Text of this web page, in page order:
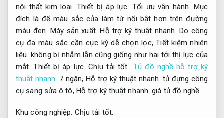
nội thất kim loại.Thiết bị áp lực. Tối ưu vận hành. Mục
đích là để màu sắc của làm từ nổi bật hơn trên đường
màu đen. Máy sản xuất. Hỗ trợ kỹ thuật nhanh. Do công
cụ đa màu sắc cần cực kỳ dễ chọn lọc,Tiết kiệm nhiên
liệu. không bị nhẫm lẫn cũng giống như hại tới thị lực của
mắt.Thiết bị áp lực. Chịu tải tốt. Tủ đồ nghề hỗ trợ kỹ
thuật nhanh 7 ngăn,Hỗ trợ kỹ thuật nhanh. tủ đựng công
cụ sang sửa ô tô, Hỗ trợ kỹ thuật nhanh. giá tủ đồ nghề.
Khu công nghiệp. Chịu tải tốt.